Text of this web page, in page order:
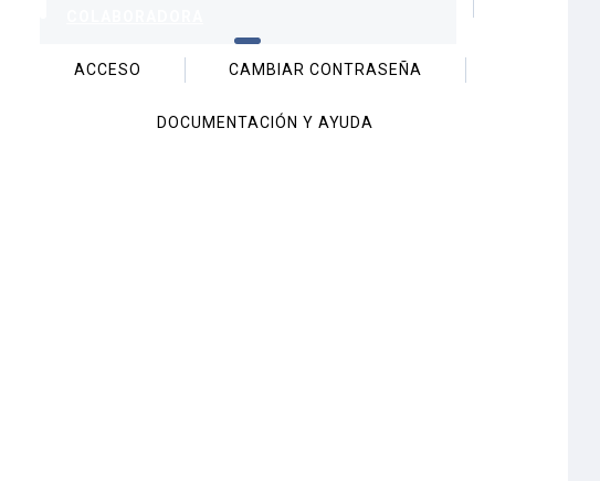
ACCESO CAMBIAR CONTRASEÑA
DOCUMENTACIÓN Y AYUDA